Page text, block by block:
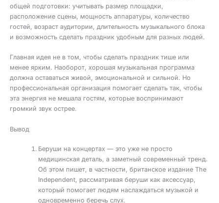
общей подготовки: учитывать размер площадки,
расположение сцены, мощность аппаратуры, количество
гостей, возраст аудитории, длительность музыкального блока
и возможность сделать праздник удобным для разных людей.
Главная идея не в том, чтобы сделать праздник тише или
менее ярким. Наоборот, хорошая музыкальная программа
должна оставаться живой, эмоциональной и сильной. Но
профессиональная организация помогает сделать так, чтобы
эта энергия не мешала гостям, которые воспринимают
громкий звук острее.
Вывод
Беруши на концертах — это уже не просто
медицинская деталь, а заметный современный тренд.
Об этом пишет, в частности, британское издание The
Independent, рассматривая беруши как аксессуар,
который помогает людям наслаждаться музыкой и
одновременно беречь слух.